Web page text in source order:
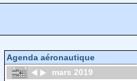
Agenda aéronautique
mars 2019